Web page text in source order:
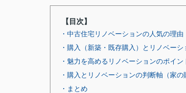
【目次】
・中古住宅リノベーションの人気の理由
・購入（新築・既存購入）とリノベー
・魅力を高めるリノベーションのポイ
・購入とリノベーションの判断軸（家
・まとめ